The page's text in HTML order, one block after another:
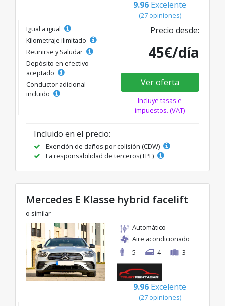
9.96 Excelente
(27 opiniones)
Igual a igual
Kilometraje ilimitado
Reunirse y Saludar
Depósito en efectivo
aceptado
Conductor adicional
incluido
Precio desde:
45€/día
Ver oferta
Incluye tasas e
impuestos. (VAT)
Incluido en el precio:
Exención de daños por colisión (CDW)
La responsabilidad de terceros(TPL)
Mercedes E Klasse hybrid facelift
o similar
Automático
Aire acondicionado
5
4 3
9.96 Excelente
(27 opiniones)